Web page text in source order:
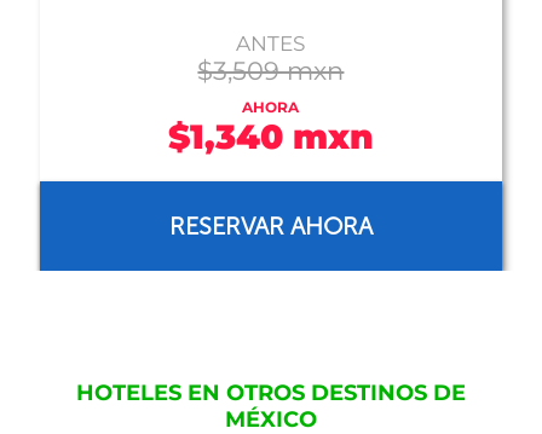
ANTES
$1,550 mxn
AHORA
$1,266 mxn
RESERVAR AHORA
HOTELES EN OTROS DESTINOS DE
MÉXICO